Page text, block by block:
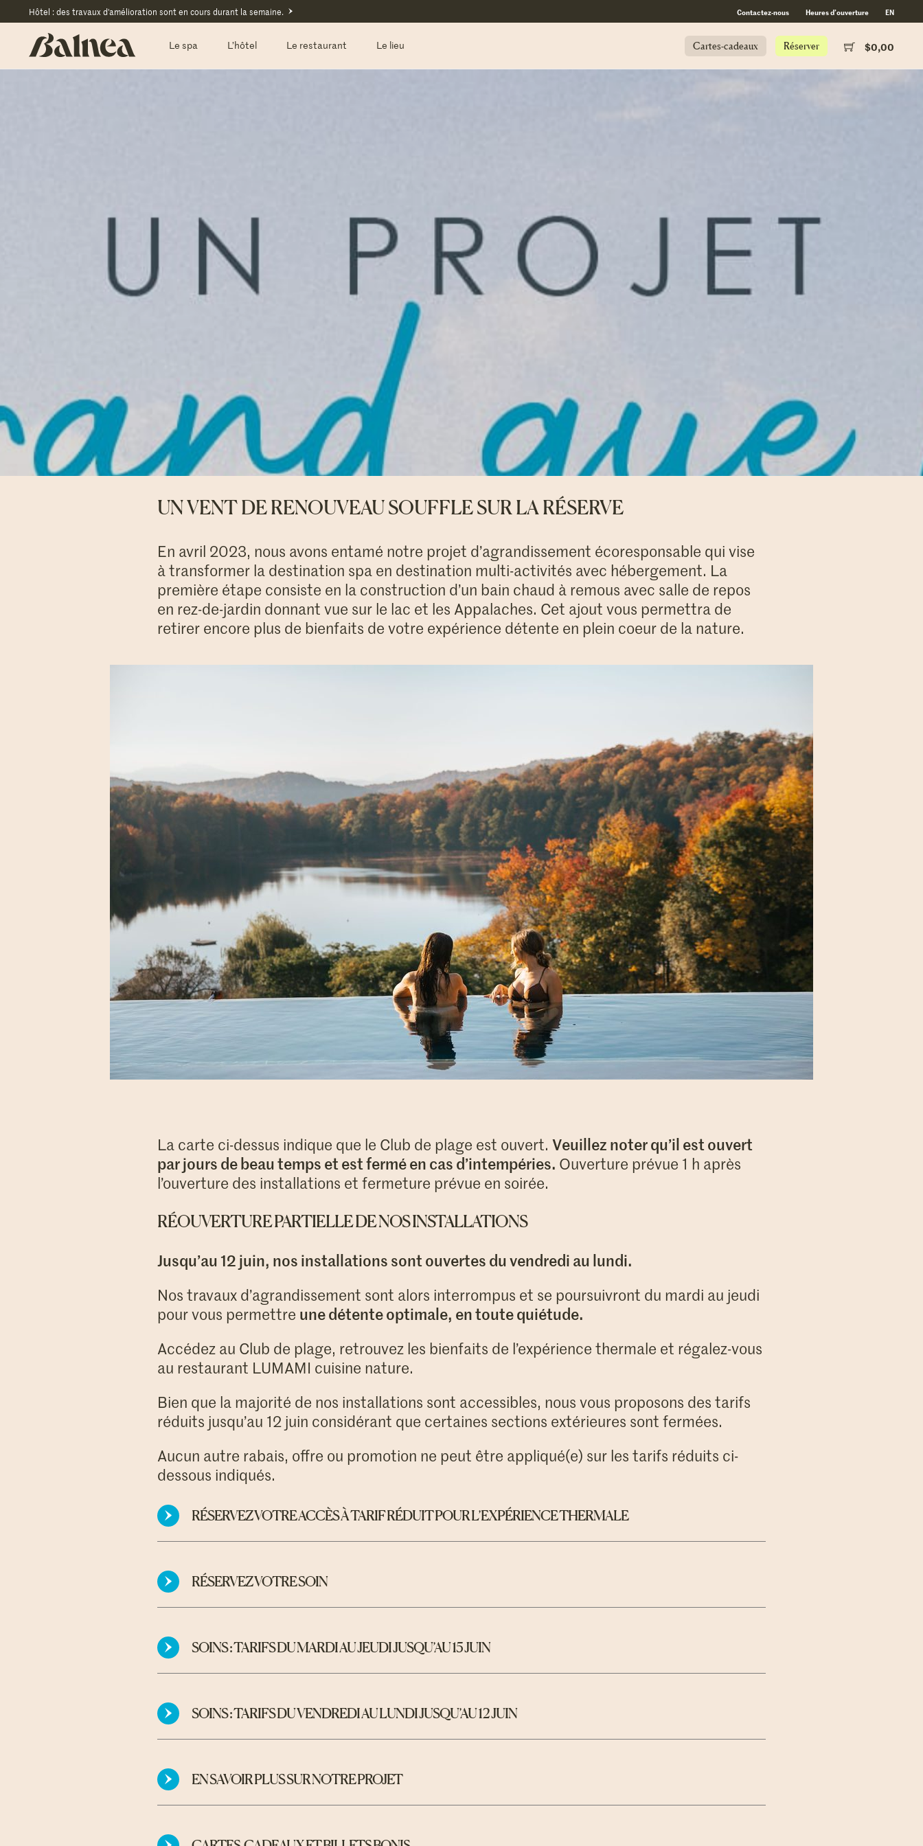
Hôtel : des travaux d'amélioration sont en cours durant la semaine. Contactez-nous Heures d’ouverture EN
Le spa L’hôtel Le restaurant Le lieu Cartes-cadeaux Réserver $0,00
UN VENT DE RENOUVEAU SOUFFLE SUR LA RÉSERVE
En avril 2023, nous avons entamé notre projet d’agrandissement écoresponsable qui vise
à transformer la destination spa en destination multi-activités avec hébergement. La
première étape consiste en la construction d’un bain chaud à remous avec salle de repos
en rez-de-jardin donnant vue sur le lac et les Appalaches. Cet ajout vous permettra de
retirer encore plus de bienfaits de votre expérience détente en plein coeur de la nature.
La carte ci-dessus indique que le Club de plage est ouvert. Veuillez noter qu’il est ouvert
par jours de beau temps et est fermé en cas d’intempéries. Ouverture prévue 1 h après
l’ouverture des installations et fermeture prévue en soirée.
RÉOUVERTURE PARTIELLE DE NOS INSTALLATIONS
Jusqu’au 12 juin, nos installations sont ouvertes du vendredi au lundi.
Nos travaux d’agrandissement sont alors interrompus et se poursuivront du mardi au jeudi
pour vous permettre une détente optimale, en toute quiétude.
Accédez au Club de plage, retrouvez les bienfaits de l’expérience thermale et régalez-vous
au restaurant LUMAMI cuisine nature.
Bien que la majorité de nos installations sont accessibles, nous vous proposons des tarifs
réduits jusqu’au 12 juin considérant que certaines sections extérieures sont fermées.
Aucun autre rabais, offre ou promotion ne peut être appliqué(e) sur les tarifs réduits ci-
dessous indiqués.
RÉSERVEZ VOTRE ACCÈS À TARIF RÉDUIT POUR L’EXPÉRIENCE THERMALE
RÉSERVEZ VOTRE SOIN
SOINS : TARIFS DU MARDI AU JEUDI JUSQU’AU 15 JUIN
SOINS : TARIFS DU VENDREDI AU LUNDI JUSQU’AU 12 JUIN
EN SAVOIR PLUS SUR NOTRE PROJET